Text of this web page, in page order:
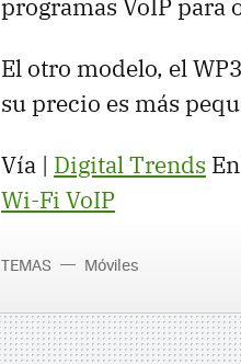
programas VoIP para
El otro modelo, el
su precio es más
Vía | Digital Trends
Wi-Fi VoIP
TEMAS Móviles